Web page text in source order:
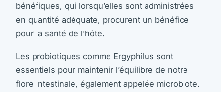
bénéfiques, qui lorsqu’elles sont administrées
en quantité adéquate, procurent un bénéfice
pour la santé de l’hôte.
Les probiotiques comme Ergyphilus sont
essentiels pour maintenir l’équilibre de notre
flore intestinale, également appelée microbiote.